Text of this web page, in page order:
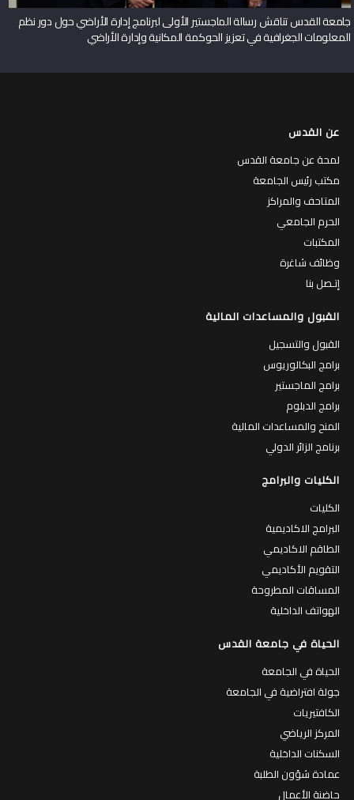
جامعة القدس تناقش رسالة الماجستير الأولى لبرنامج إدارة الأراضي حول دور نظم
المعلومات الجغرافية في تعزيز الحوكمة المكانية وإدارة الأراضي
عن القدس
لمحة عن جامعة القدس
مكتب رئيس الجامعة
المتاحف والمراكز
الحرم الجامعي
المكتبات
وظائف شاغرة
إتـصل بنا
القبول والمساعدات المالية
القبول والتسجيل
برامج البكالوريوس
برامج الماجستير
برامج الدبلوم
المنح والمساعدات المالية
برنامج الزائر الدولي
الكليات والبرامج
الكليات
البرامج الاكاديمية
الطاقم الاكاديمي
التقويم الأكاديمي
المساقات المطروحة
الهواتف الداخلية
الحياة في جامعة القدس
الحياة في الجامعة
جولة افتراضية في الجامعة
الكافتيريات
المركز الرياضي
السكنات الداخلية
عمادة شؤون الطلبة
حاضنة الأعمال